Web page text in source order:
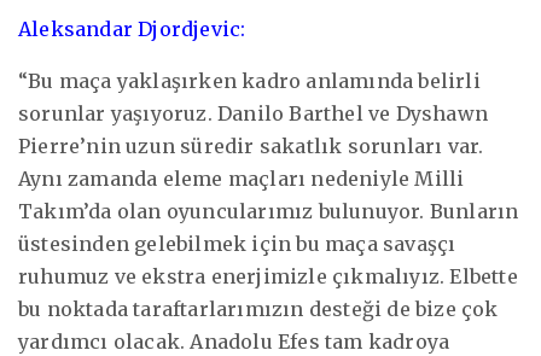
Aleksandar Djordjevic:
“Bu maça yaklaşırken kadro anlamında belirli
sorunlar yaşıyoruz. Danilo Barthel ve Dyshawn
Pierre’nin uzun süredir sakatlık sorunları var.
Aynı zamanda eleme maçları nedeniyle Milli
Takım’da olan oyuncularımız bulunuyor. Bunların
üstesinden gelebilmek için bu maça savaşçı
ruhumuz ve ekstra enerjimizle çıkmalıyız. Elbette
bu noktada taraftarlarımızın desteği de bize çok
yardımcı olacak. Anadolu Efes tam kadroya